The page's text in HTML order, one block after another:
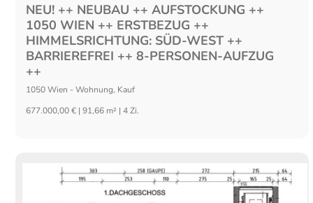
NEU! ++ NEUBAU ++ AUFSTOCKUNG ++
1050 WIEN ++ ERSTBEZUG ++
HIMMELSRICHTUNG: SÜD-WEST ++
BARRIEREFREI ++ 8-PERSONEN-AUFZUG
++
1050 Wien -Wohnung, Kauf
677.000,00 € | 91,66 m² | 4 Zi.